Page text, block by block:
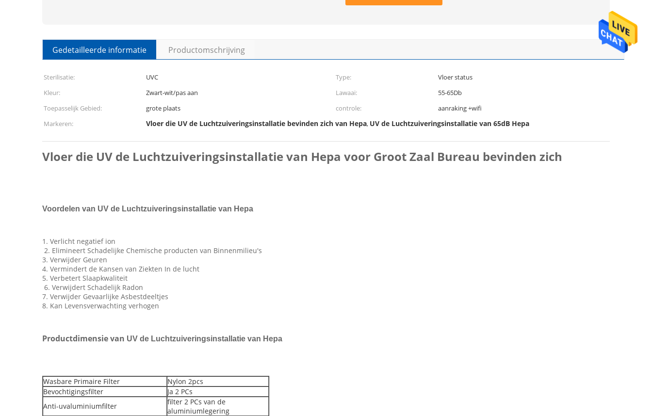
Gedetailleerde informatie Productomschrijving
Sterilisatie: UVC Type:
Vloer status
Kleur:
Zwart-wit/pas aan Lawaai:
55-65Db
Toepasselijk Gebied:
grote plaats controle:
aanraking +wifi
Markeren:
Vloer die UV de Luchtzuiveringsinstallatie bevinden zich van Hepa, UV de Luchtzuiveringsinstallatie van 65dB Hepa
Vloer die UV de Luchtzuiveringsinstallatie van Hepa voor Groot Zaal Bureau bevinden zich
Voordelen van UV de Luchtzuiveringsinstallatie van Hepa
1. Verlicht negatief ion
2. Elimineert Schadelijke Chemische producten van Binnenmilieu's
3. Verwijder Geuren
4. Vermindert de Kansen van Ziekten In de lucht
5. Verbetert Slaapkwaliteit
6. Verwijdert Schadelijk Radon
7. Verwijder Gevaarlijke Asbestdeeltjes
8. Kan Levensverwachting verhogen
Productdimensie van UV de Luchtzuiveringsinstallatie van Hepa
Wasbare Primaire Filter
Nylon 2pcs
Bevochtigingsfilter
Ja 2 PCs
Anti-uvaluminiumfilter
filter 2 PCs van de
aluminiumlegering